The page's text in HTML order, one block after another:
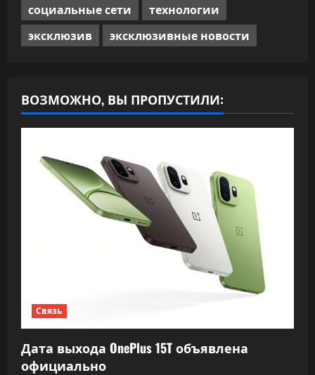
социальные сети
технологии
эксклюзив
эксклюзивные новости
ВОЗМОЖНО, ВЫ ПРОПУСТИЛИ:
Связь
Дата выхода OnePlus 15T объявлена
официально